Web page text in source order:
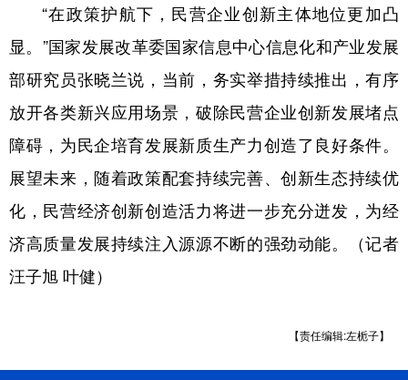
“在政策护航下，民营企业创新主体地位更加凸
显。”国家发展改革委国家信息中心信息化和产业发展
部研究员张晓兰说，当前，务实举措持续推出，有序
放开各类新兴应用场景，破除民营企业创新发展堵点
障碍，为民企培育发展新质生产力创造了良好条件。
展望未来，随着政策配套持续完善、创新生态持续优
化，民营经济创新创造活力将进一步充分迸发，为经
济高质量发展持续注入源源不断的强劲动能。（记者
汪子旭 叶健）
【责任编辑:左栀子】